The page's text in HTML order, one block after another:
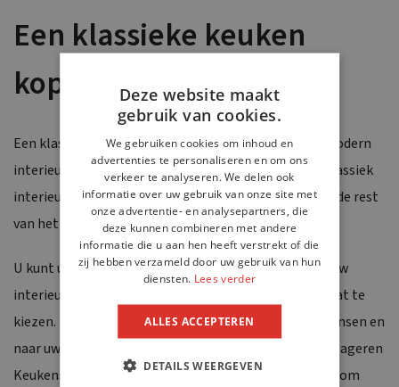
Een klassieke keuken
kopen?
Een klassieke keuken past in ieder interieur. Bij een modern
interieur kan het contrast erg goed werken. Bij een klassiek
interieur vormt de klassieke keuken een eenheid met de rest
van het huis.
U kunt uw klassieke keuken ook aan laten sluiten bij uw
interieur door voor een handgemaakte keuken op maat te
kiezen. Deze wordt ontworpen aan de hand van uw wensen en
naar uw smaak vormgegeven. De vakmensen bij Van Slageren
Keukens & Interieur geven u graag meer informatie. Kom
Deze website maakt
gebruik van cookies.
We gebruiken cookies om inhoud en
advertenties te personaliseren en om ons
verkeer te analyseren. We delen ook
informatie over uw gebruik van onze site met
onze advertentie- en analysepartners, die
deze kunnen combineren met andere
informatie die u aan hen heeft verstrekt of die
zij hebben verzameld door uw gebruik van hun
diensten. Lees verder
ALLES ACCEPTEREN
DETAILS WEERGEVEN